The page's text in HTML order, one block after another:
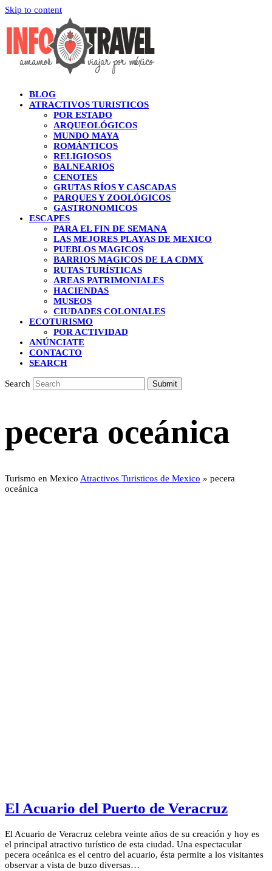
Skip to content
BLOG
ATRACTIVOS TURISTICOS
POR ESTADO
ARQUEOLÓGICOS
MUNDO MAYA
ROMÁNTICOS
RELIGIOSOS
BALNEARIOS
CENOTES
GRUTAS RÍOS Y CASCADAS
PARQUES Y ZOOLÓGICOS
GASTRONOMICOS
ESCAPES
PARA EL FIN DE SEMANA
LAS MEJORES PLAYAS DE MEXICO
PUEBLOS MAGICOS
BARRIOS MAGICOS DE LA CDMX
RUTAS TURÍSTICAS
AREAS PATRIMONIALES
HACIENDAS
MUSEOS
CIUDADES COLONIALES
ECOTURISMO
POR ACTIVIDAD
ANÚNCIATE
CONTACTO
SEARCH
Search Submit
pecera oceánica
Turismo en Mexico Atractivos Turisticos de Mexico » pecera
oceánica
El Acuario del Puerto de Veracruz
El Acuario de Veracruz celebra veinte años de su creación y hoy es
el principal atractivo turístico de esta ciudad. Una espectacular
pecera oceánica es el centro del acuario, ésta permite a los visitantes
observar a vista de buzo diversas…